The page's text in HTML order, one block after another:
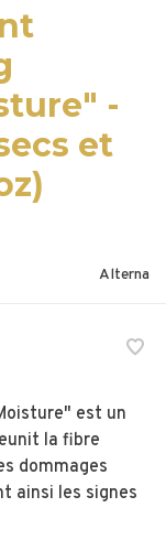
-
et
Alterna
est un
la fibre
dommages
ainsi les signes